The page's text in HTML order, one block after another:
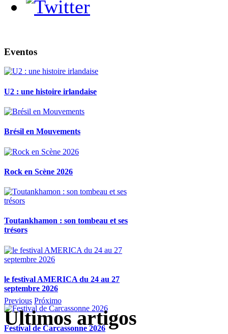
Eventos
U2 : une histoire irlandaise
Brésil en Mouvements
Rock en Scène 2026
Toutankhamon : son tombeau et ses
trésors
le festival AMERICA du 24 au 27
septembre 2026
Festival de Carcassonne 2026
Previous Próximo
Ultimos artigos